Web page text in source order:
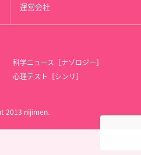
運営会社
科学ニュース［ナゾロジー］
心理テスト［シンリ］
2013 nijimen.